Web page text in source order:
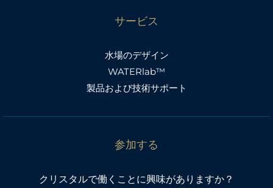
サービス
水場のデザイン
WATERlab™
製品および技術サポート
参加する
クリスタルで働くことに興味がありますか？